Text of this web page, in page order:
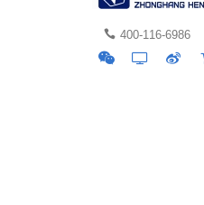
400-116-6986